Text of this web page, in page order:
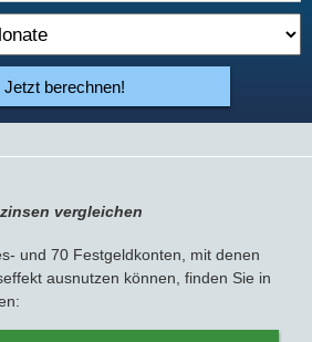
Jetzt berechnen!
vergleichen
und 70 Festgeldkonten, mit denen
ausnutzen können, finden Sie in